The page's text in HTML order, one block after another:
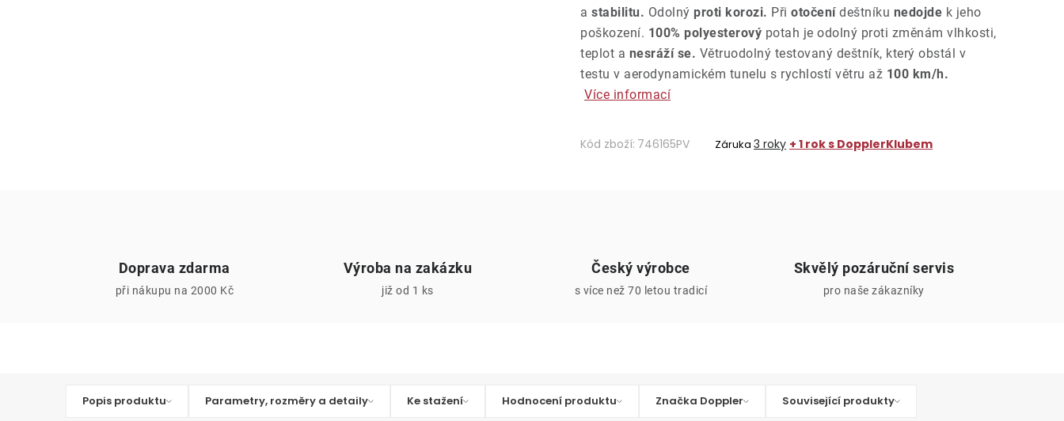
a stabilitu. Odolný proti korozi. Při otočenídeštníku nedojde k jeho
poškození. 100% polyesterový potah je odolný proti změnám vlhkosti,
teplot a nesráží se. Větruodolný testovaný deštník, který obstál v
testu v aerodynamickém tunelu s rychlostí větru až 100 km/h.
Více informací
Kód zboží: 746165PV Záruka 3 roky + 1 rok s DopplerKlubem
Doprava zdarma
při nákupu na 2000 Kč
Výroba na zakázku
již od 1 ks
Český výrobce
s více než 70 letou tradicí
Skvělý pozáruční servis
pro naše zákazníky
Popis produktu Parametry, rozměry a detaily Ke stažení Hodnocení produktu Značka Doppler Související produkty